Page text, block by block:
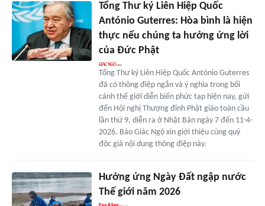
Tổng Thư ký Liên Hiệp Quốc
António Guterres: Hòa bình là hiện
thực nếu chúng ta hưởng ứng lời
của Đức Phật
Tổng Thư ký Liên Hiệp Quốc António Guterres
đã có thông điệp ngắn và ý nghĩa trong bối
cảnh thế giới diễn biến phức tạp hiện nay, gửi
đến Hội nghị Thượng đỉnh Phật giáo toàn cầu
lần thứ 9, diễn ra ở Nhật Bản ngày 7 đến 11-4-
2026. Báo Giác Ngộ xin giới thiệu cùng quý
độc giả nội dung thông điệp này.
Hưởng ứng Ngày Đất ngập nước
Thế giới năm 2026